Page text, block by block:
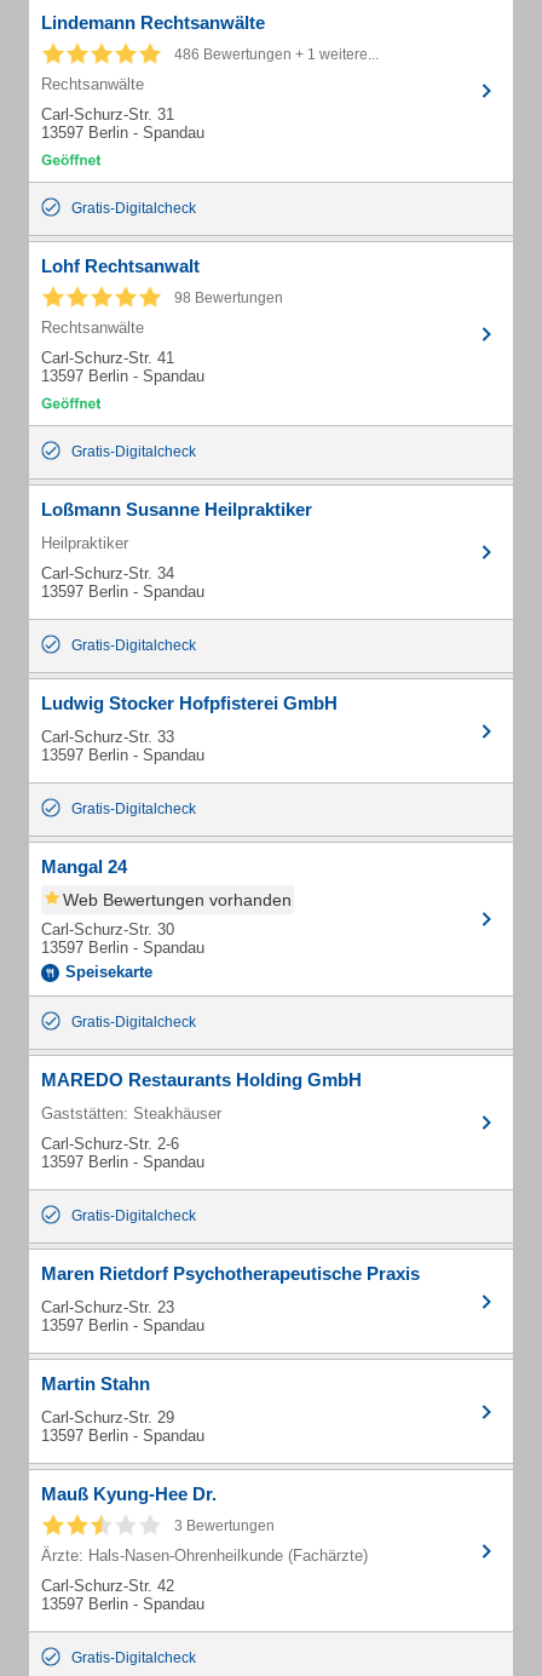
Lindemann Rechtsanwälte
486 Bewertungen + 1 weitere...
Rechtsanwälte
Carl-Schurz-Str. 31
13597 Berlin - Spandau
Gratis-Digitalcheck
Lohf Rechtsanwalt
98 Bewertungen
Rechtsanwälte
Carl-Schurz-Str. 41
13597 Berlin - Spandau
Gratis-Digitalcheck
Loßmann Susanne Heilpraktiker
Heilpraktiker
Carl-Schurz-Str. 34
13597 Berlin - Spandau
Gratis-Digitalcheck
Ludwig Stocker Hofpfisterei GmbH
Carl-Schurz-Str. 33
13597 Berlin - Spandau
Gratis-Digitalcheck
Mangal 24
Web Bewertungen vorhanden
Carl-Schurz-Str. 30
13597 Berlin - Spandau
Speisekarte
Gratis-Digitalcheck
MAREDO Restaurants Holding GmbH
Gaststätten: Steakhäuser
Carl-Schurz-Str. 2-6
13597 Berlin - Spandau
Gratis-Digitalcheck
Maren Rietdorf Psychotherapeutische Praxis
Carl-Schurz-Str. 23
13597 Berlin - Spandau
Martin Stahn
Carl-Schurz-Str. 29
13597 Berlin - Spandau
Mauß Kyung-Hee Dr.
3 Bewertungen
Ärzte: Hals-Nasen-Ohrenheilkunde (Fachärzte)
Carl-Schurz-Str. 42
13597 Berlin - Spandau
Gratis-Digitalcheck